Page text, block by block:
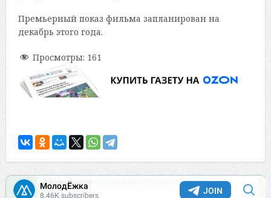
Премьерный показ фильма запланирован на
декабрь этого года.
Просмотры: 161